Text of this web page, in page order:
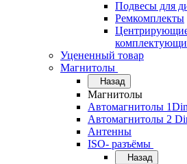
Подвесы для
Ремкомплекты
Уцененный товар
Магнитолы
Назад
Магнитолы
Автомагнитолы 1Din
Автомагнитолы 2
Антенны
ISO- разъёмы
Назад